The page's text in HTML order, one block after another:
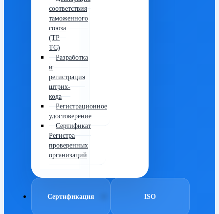
соответствия
таможенного
союза
(ТР
ТС)
Разработка
и
регистрация
штрих-
кода
Регистрационное
удостоверение
Сертификат
Регистра
проверенных
организаций
Сертификация ISO